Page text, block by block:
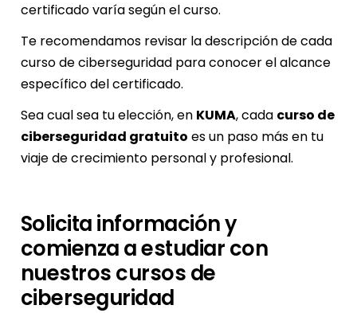
certificado varía según el curso.
Te recomendamos revisar la descripción de cada
curso de ciberseguridad para conocer el alcance
específico del certificado.
Sea cual sea tu elección, en KUMA, cada curso de
ciberseguridad gratuito es un paso más en tu
viaje de crecimiento personal y profesional.
Solicita información y
comienza a estudiar con
nuestros cursos de
ciberseguridad